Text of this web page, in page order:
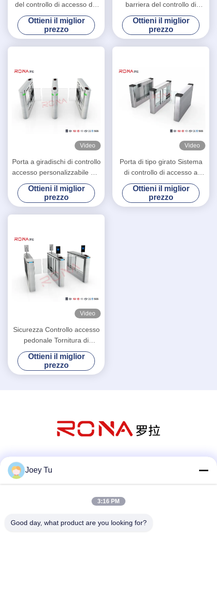
del controllo di accesso del
ponte della Banca del
portone della barriera
dell'oscillazione di RFID
Ottieni il miglior
prezzo
barriera del controllo di
accesso SUS304 con gli
allarmi della luce di voce
Ottieni il miglior
prezzo
Video
Porta a giradischi di controllo
accesso personalizzabile per
900-1000 mm di lunghezza
del passeggero
Ottieni il miglior
prezzo
Video
Porta di tipo girato Sistema
di controllo di accesso a
giratoio Arm Swing Barrier
Gates For Bank
Ottieni il miglior
prezzo
Video
Sicurezza Controllo accesso
pedonale Tornitura di
cancello oscillante con
riconoscimento facciale con
6 coppie di sensori
Ottieni il miglior
prezzo
Joey Tu
3:16 PM
Good day, what product are you looking for?